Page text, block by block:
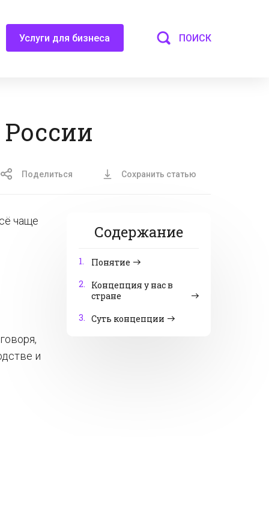
Услуги для бизнеса ПОИСК
Поделиться Сохранить статью
Содержание
1.
Понятие
2.
Концепция у нас в
стране
3. Суть концепции
чаще
и